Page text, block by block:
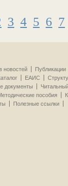
3 4 5 6 7
новостей
Публикации
ЕАИС
документы
пособия
Полезные ссылки